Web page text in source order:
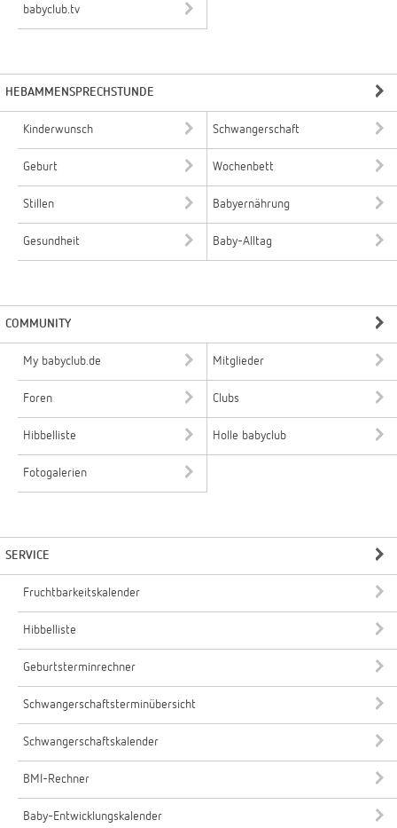
babyclub.tv
HEBAMMENSPRECHSTUNDE
Kinderwunsch Schwangerschaft
Geburt Wochenbett
Stillen Babyernährung
Gesundheit Baby-Alltag
COMMUNITY
My babyclub.de Mitglieder
Foren Clubs
Hibbelliste Holle babyclub
Fotogalerien
SERVICE
Fruchtbarkeitskalender
Hibbelliste
Geburtsterminrechner
Schwangerschaftsterminübersicht
Schwangerschaftskalender
BMI-Rechner
Baby-Entwicklungskalender